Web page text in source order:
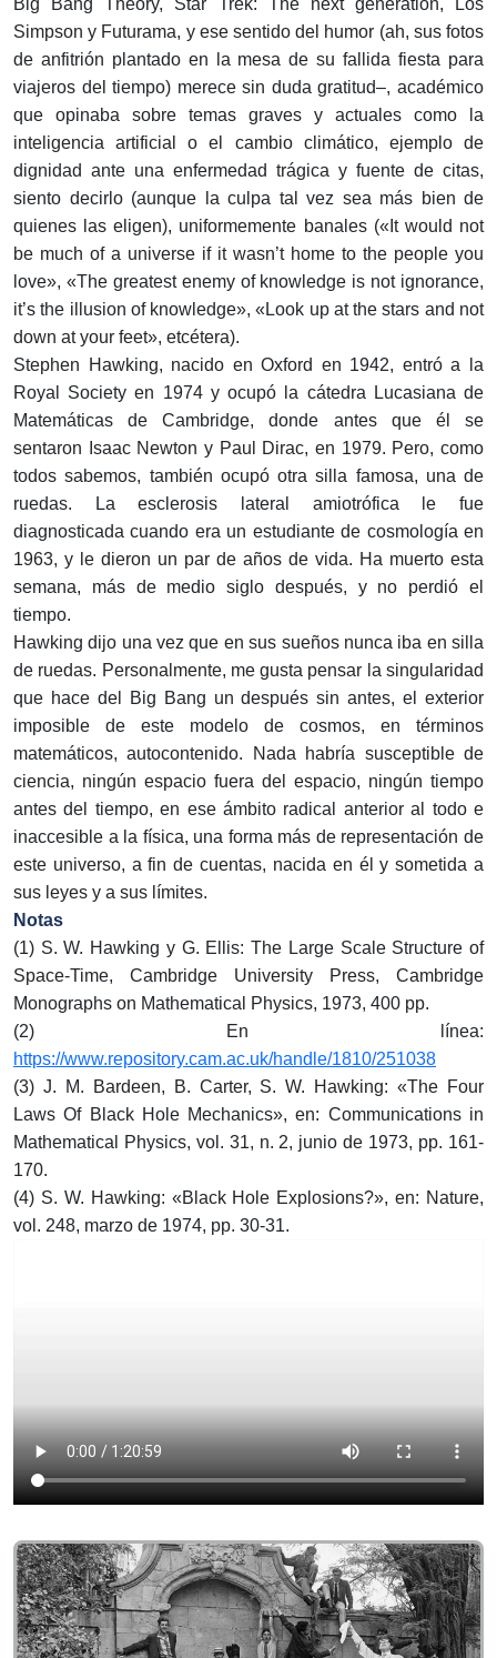
Big Bang Theory, Star Trek: The next generation, Los
Simpson y Futurama, y ese sentido del humor (ah, sus fotos
de anfitrión plantado en la mesa de su fallida fiesta para
viajeros del tiempo) merece sin duda gratitud–, académico
que opinaba sobre temas graves y actuales como la
inteligencia artificial o el cambio climático, ejemplo de
dignidad ante una enfermedad trágica y fuente de citas,
siento decirlo (aunque la culpa tal vez sea más bien de
quienes las eligen), uniformemente banales («It would not
be much of a universe if it wasn’t home to the people you
love», «The greatest enemy of knowledge is not ignorance,
it’s the illusion of knowledge», «Look up at the stars and not
down at your feet», etcétera).
Stephen Hawking, nacido en Oxford en 1942, entró a la
Royal Society en 1974 y ocupó la cátedra Lucasiana de
Matemáticas de Cambridge, donde antes que él se
sentaron Isaac Newton y Paul Dirac, en 1979. Pero, como
todos sabemos, también ocupó otra silla famosa, una de
ruedas. La esclerosis lateral amiotrófica le fue
diagnosticada cuando era un estudiante de cosmología en
1963, y le dieron un par de años de vida. Ha muerto esta
semana, más de medio siglo después, y no perdió el
tiempo.
Hawking dijo una vez que en sus sueños nunca iba en silla
de ruedas. Personalmente, me gusta pensar la singularidad
que hace del Big Bang un después sin antes, el exterior
imposible de este modelo de cosmos, en términos
matemáticos, autocontenido. Nada habría susceptible de
ciencia, ningún espacio fuera del espacio, ningún tiempo
antes del tiempo, en ese ámbito radical anterior al todo e
inaccesible a la física, una forma más de representación de
este universo, a fin de cuentas, nacida en él y sometida a
sus leyes y a sus límites.
Notas
(1) S. W. Hawking y G. Ellis: The Large Scale Structure of
Space-Time, Cambridge University Press, Cambridge
Monographs on Mathematical Physics, 1973, 400 pp.
(2) En línea:
https://www.repository.cam.ac.uk/handle/1810/251038
(3) J. M. Bardeen, B. Carter, S. W. Hawking: «The Four
Laws Of Black Hole Mechanics», en: Communications in
Mathematical Physics, vol. 31, n. 2, junio de 1973, pp. 161-
170.
(4) S. W. Hawking: «Black Hole Explosions?», en: Nature,
vol. 248, marzo de 1974, pp. 30-31.